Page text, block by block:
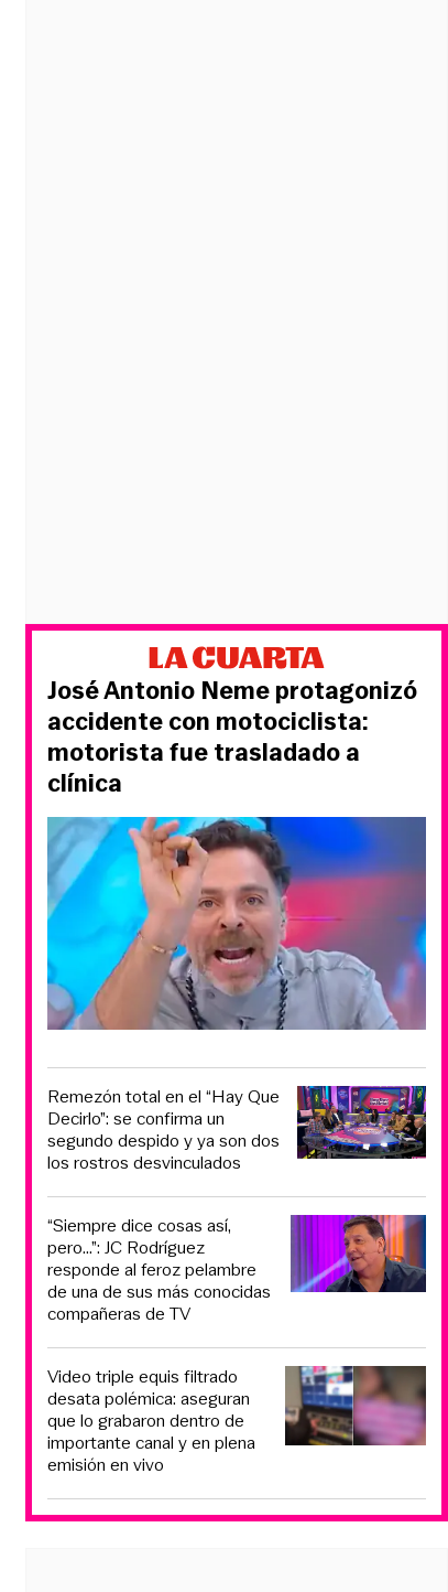
José Antonio Neme protagonizó
accidente con motociclista:
motorista fue trasladado a
clínica
Remezón total en el “Hay Que
Decirlo”: se confirma un
segundo despido y ya son dos
los rostros desvinculados
“Siempre dice cosas así,
pero...”: JC Rodríguez
responde al feroz pelambre
de una de sus más conocidas
compañeras de TV
Video triple equis filtrado
desata polémica: aseguran
que lo grabaron dentro de
importante canal y en plena
emisión en vivo